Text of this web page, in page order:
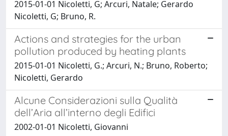
2015-01-01 Nicoletti, G; Arcuri, Natale; Gerardo
Nicoletti, G; Bruno, R.
Actions and strategies for the urban
pollution produced by heating plants
2015-01-01 Nicoletti, G.; Arcuri, N.; Bruno, Roberto;
Nicoletti, Gerardo
Alcune Considerazioni sulla Qualità
dell’Aria all’interno degli Edifici
2002-01-01 Nicoletti, Giovanni